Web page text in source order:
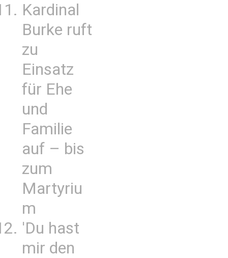
Kardinal
Burke ruft
zu
Einsatz
für Ehe
und
Familie
auf – bis
zum
Martyriu
m
'Du hast
mir den